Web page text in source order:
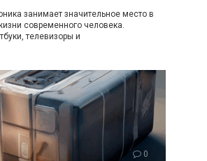
занимает значительное место в
современного человека.
телевизоры и
0